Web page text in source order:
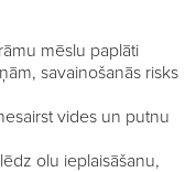
mēslu paplāti
savainošanās risks
vides un putnu
olu ieplaisāšanu,